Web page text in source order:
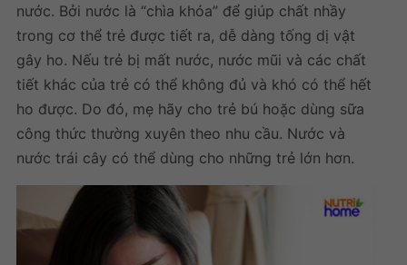
nước. Bởi nước là “chìa khóa” để giúp chất nhầy
trong cơ thể trẻ được tiết ra, dễ dàng tống dị vật
gây ho. Nếu trẻ bị mất nước, nước mũi và các chất
tiết khác của trẻ có thể không đủ và khó có thể hết
ho được. Do đó, mẹ hãy cho trẻ bú hoặc dùng sữa
công thức thường xuyên theo nhu cầu. Nước và
nước trái cây có thể dùng cho những trẻ lớn hơn.